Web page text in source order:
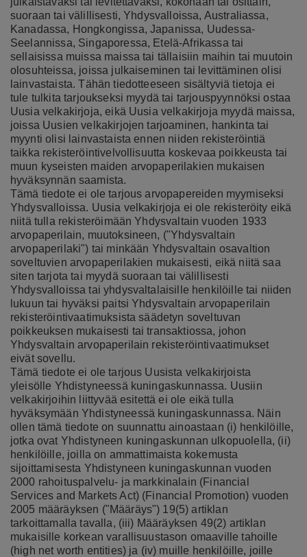
suoraan tai välillisesti, Yhdysvalloissa, Australiassa,
Kanadassa, Hongkongissa, Japanissa, Uudessa-
Seelannissa, Singaporessa, Etelä-Afrikassa tai
sellaisissa muissa maissa tai tällaisiin maihin tai muutoin
olosuhteissa, joissa julkaiseminen tai levittäminen olisi
lainvastaista. Tähän tiedotteeseen sisältyviä tietoja ei
tule tulkita tarjoukseksi myydä tai tarjouspyynnöksi ostaa
Uusia velkakirjoja, eikä Uusia velkakirjoja myydä maissa,
joissa Uusien velkakirjojen tarjoaminen, hankinta tai
myynti olisi lainvastaista ennen niiden rekisteröintiä
taikka rekisteröintivelvollisuutta koskevaa poikkeusta tai
muun kyseisten maiden arvopaperilakien mukaisen
hyväksynnän saamista.
Tämä tiedote ei ole tarjous arvopapereiden myymiseksi
Yhdysvalloissa. Uusia velkakirjoja ei ole rekisteröity eikä
niitä tulla rekisteröimään Yhdysvaltain vuoden 1933
arvopaperilain, muutoksineen, ("Yhdysvaltain
arvopaperilaki") tai minkään Yhdysvaltain osavaltion
soveltuvien arvopaperilakien mukaisesti, eikä niitä saa
siten tarjota tai myydä suoraan tai välillisesti
Yhdysvalloissa tai yhdysvaltalaisille henkilöille tai niiden
lukuun tai hyväksi paitsi Yhdysvaltain arvopaperilain
rekisteröintivaatimuksista säädetyn soveltuvan
poikkeuksen mukaisesti tai transaktiossa, johon
Yhdysvaltain arvopaperilain rekisteröintivaatimukset
eivät sovellu.
Tämä tiedote ei ole tarjous Uusista velkakirjoista
yleisölle Yhdistyneessä kuningaskunnassa. Uusiin
velkakirjoihin liittyvää esitettä ei ole eikä tulla
hyväksymään Yhdistyneessä kuningaskunnassa. Näin
ollen tämä tiedote on suunnattu ainoastaan (i) henkilöille,
jotka ovat Yhdistyneen kuningaskunnan ulkopuolella, (ii)
henkilöille, joilla on ammattimaista kokemusta
sijoittamisesta Yhdistyneen kuningaskunnan vuoden
2000 rahoituspalvelu- ja markkinalain (Financial
Services and Markets Act) (Financial Promotion) vuoden
2005 määräyksen ("Määräys") 19(5) artiklan
tarkoittamalla tavalla, (iii) Määräyksen 49(2) artiklan
mukaisille korkean varallisuustason omaaville tahoille
(high net worth entities) ja (iv) muille henkilöille, joille